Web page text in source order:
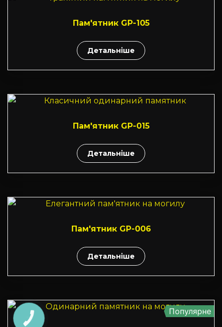
Пам'ятник GP-105
Детальніше
Пам'ятник GP-015
Детальніше
Пам'ятник GP-006
Детальніше
Популярне
КНОПКА
ЗВ'ЯЗКУ